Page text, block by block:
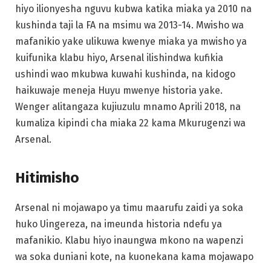
hiyo ilionyesha nguvu kubwa katika miaka ya 2010 na
kushinda taji la FA na msimu wa 2013-14. Mwisho wa
mafanikio yake ulikuwa kwenye miaka ya mwisho ya
kuifunika klabu hiyo, Arsenal ilishindwa kufikia
ushindi wao mkubwa kuwahi kushinda, na kidogo
haikuwaje meneja Huyu mwenye historia yake.
Wenger alitangaza kujiuzulu mnamo Aprili 2018, na
kumaliza kipindi cha miaka 22 kama Mkurugenzi wa
Arsenal.
Hitimisho
Arsenal ni mojawapo ya timu maarufu zaidi ya soka
huko Uingereza, na imeunda historia ndefu ya
mafanikio. Klabu hiyo inaungwa mkono na wapenzi
wa soka duniani kote, na kuonekana kama mojawapo